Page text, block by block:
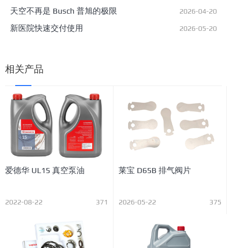
天空不再是 Busch 普旭的极限 2026-04-20
新医院快速交付使用 2026-05-20
相关产品
爱德华 UL15 真空泵油
2022-08-22 371
莱宝 D65B 排气阀片
2026-05-22 375